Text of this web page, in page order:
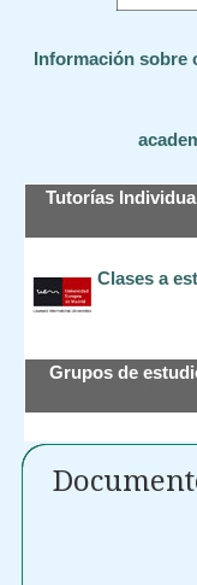
Información sobre
Tutorías
Clases a
Grupos de